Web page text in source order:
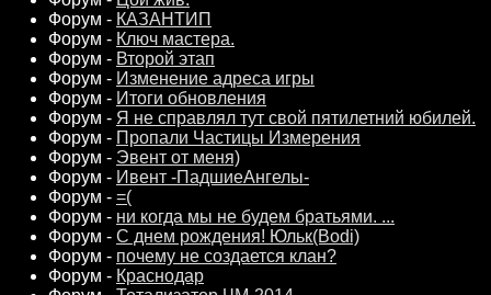
Форум - КАЗАНТИП
Форум - Ключ мастера.
Форум - Второй этап
Форум - Изменение адреса игры
Форум - Итоги обновления
Форум - Я не справлял тут свой пятилетний юбилей.
Форум - Пропали Частицы Измерения
Форум - Эвент от меня)
Форум - Ивент -ПадшиеАнгелы-
Форум - =(
Форум - ни когда мы не будем братьями. ...
Форум - С днем рождения! Юльк(Bodi)
Форум - почему не создается клан?
Форум - Краснодар